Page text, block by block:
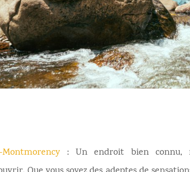
: Un endroit bien connu,